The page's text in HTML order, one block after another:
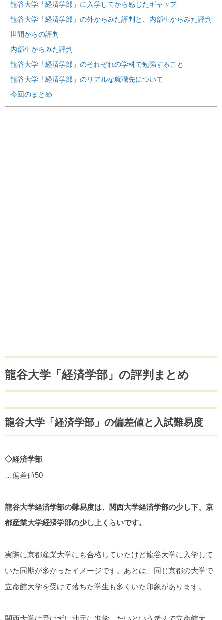
龍谷大学「経済学部」に入学してから感じたギャップ
龍谷大学「経済学部」の外からみた評判と、内部生からみた評判
世間からの評判
内部生からみた評判
龍谷大学「経済学部」のそれぞれの学科で勉強すること
龍谷大学「経済学部」のリアルな就職先について
今回のまとめ
龍谷大学「経済学部」の評判まとめ
龍谷大学「経済学部」の偏差値と入試難易度
◇経済学部
…偏差値50
龍谷大学経済学部の難易度は、関西大学経済学部の少し下、京
都産業大学経済学部の少し上くらいです。
実際に京都産業大学にも合格していたけど龍谷大学に入学して
いた同期が多かったイメージです。あとは、同じ京都の大学で
立命館大学を受けて落ちた学生も多くいた印象があります。